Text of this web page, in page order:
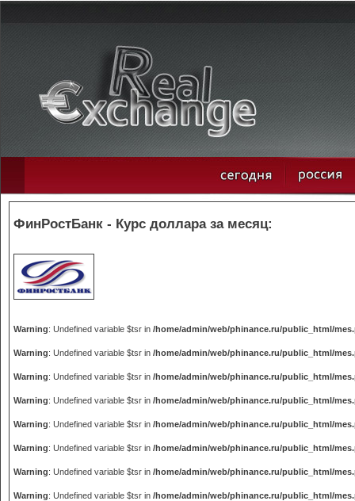
ФинРостБанк - Курс доллара за месяц:
Warning: Undefined variable $tsr in /home/admin/web/phinance.ru/public_html/
Warning: Undefined variable $tsr in /home/admin/web/phinance.ru/public_html/
Warning: Undefined variable $tsr in /home/admin/web/phinance.ru/public_html/
Warning: Undefined variable $tsr in /home/admin/web/phinance.ru/public_html/
Warning: Undefined variable $tsr in /home/admin/web/phinance.ru/public_html/
Warning: Undefined variable $tsr in /home/admin/web/phinance.ru/public_html/
Warning: Undefined variable $tsr in /home/admin/web/phinance.ru/public_html/
Warning: Undefined variable $tsr in /home/admin/web/phinance.ru/public_html/